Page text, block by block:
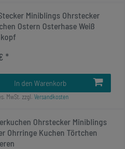
Miniblings Ohrstecker
Ostern Osterhase Weiß
*
In den Warenkorb
MwSt. zzgl. Versandkosten
Ohrstecker Miniblings
Ohrringe Kuchen Törtchen